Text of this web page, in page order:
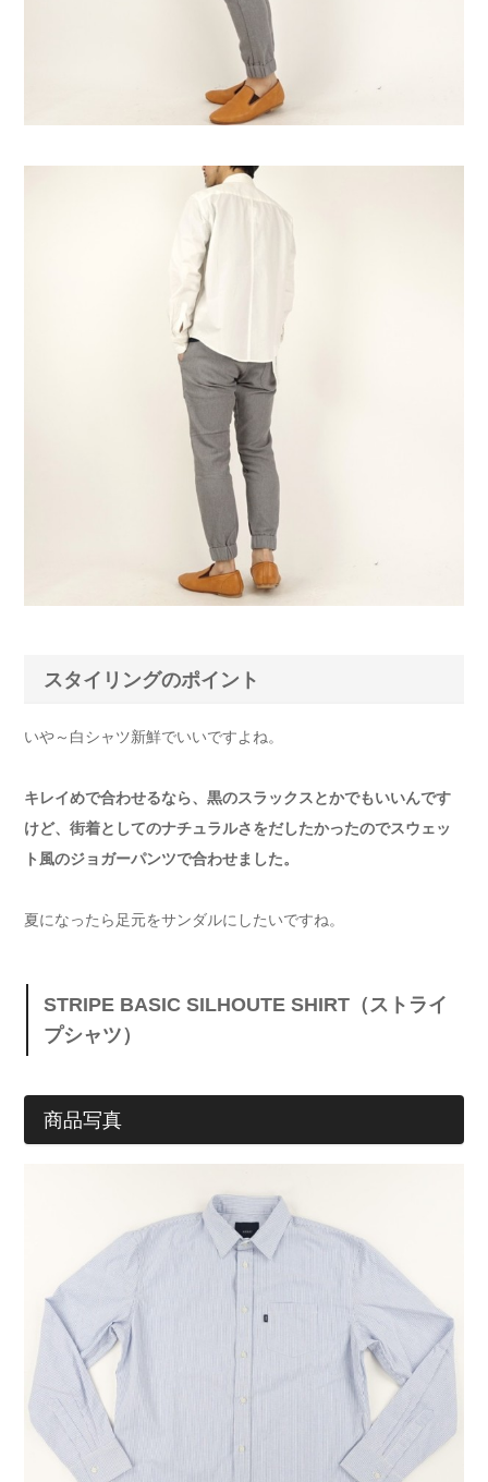
スタイリングのポイント
いや～白シャツ新鮮でいいですよね。
キレイめで合わせるなら、黒のスラックスとかでもいいんです
けど、街着としてのナチュラルさをだしたかったのでスウェッ
ト風のジョガーパンツで合わせました。
夏になったら足元をサンダルにしたいですね。
STRIPE BASIC SILHOUTE SHIRT（ストライ
プシャツ）
商品写真